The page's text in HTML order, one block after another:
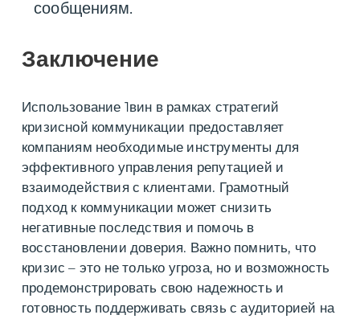
сообщениям.
Заключение
Использование 1вин в рамках стратегий
кризисной коммуникации предоставляет
компаниям необходимые инструменты для
эффективного управления репутацией и
взаимодействия с клиентами. Грамотный
подход к коммуникации может снизить
негативные последствия и помочь в
восстановлении доверия. Важно помнить, что
кризис – это не только угроза, но и возможность
продемонстрировать свою надежность и
готовность поддерживать связь с аудиторией на